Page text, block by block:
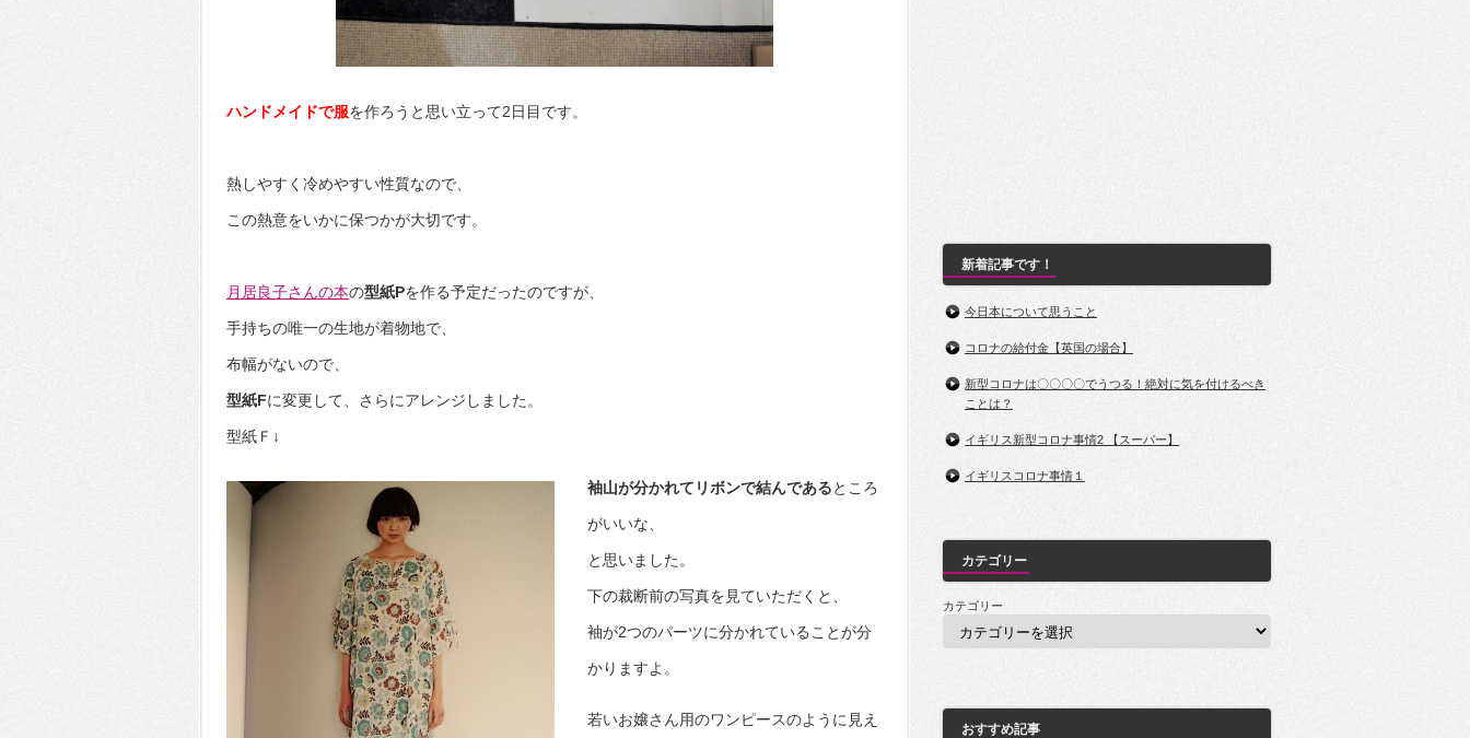
ハンドメイドで服を作ろうと思い立って2日目です。
熱しやすく冷めやすい性質なので、
この熱意をいかに保つかが大切です。
月居良子さんの本の型紙Pを作る予定だったのですが、
手持ちの唯一の生地が着物地で、
布幅がないので、
型紙Fに変更して、さらにアレンジしました。
型紙Ｆ↓
袖山が分かれてリボンで結んであるところ
がいいな、
と思いました。
下の裁断前の写真を見ていただくと、
袖が2つのパーツに分かれていることが分
かりますよ。
若いお嬢さん用のワンピースのように見え
新着記事です！
今日本について思うこと
コロナの給付金【英国の場合】
新型コロナは〇〇〇〇でうつる！絶対に気を付けるべき
ことは？
イギリス新型コロナ事情2 【スーパー】
イギリスコロナ事情１
カテゴリー
カテゴリー
おすすめ記事